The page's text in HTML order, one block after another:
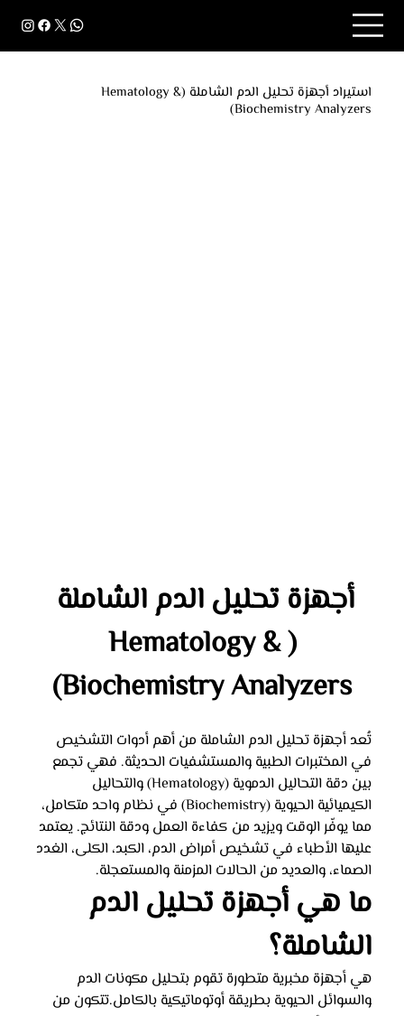
استيراد أجهزة تحليل الدم الشاملة (Hematology &
Biochemistry Analyzers)
أجهزة تحليل الدم الشاملة
(Hematology &
Biochemistry Analyzers)
تُعد أجهزة تحليل الدم الشاملة من أهم أدوات التشخيص
في المختبرات الطبية والمستشفيات الحديثة. فهي تجمع
بين دقة التحاليل الدموية (Hematology) والتحاليل
الكيميائية الحيوية (Biochemistry) في نظام واحد متكامل،
مما يوفّر الوقت ويزيد من كفاءة العمل ودقة النتائج. يعتمد
عليها الأطباء في تشخيص أمراض الدم، الكبد، الكلى، الغدد
الصماء، والعديد من الحالات المزمنة والمستعجلة.
ما هي أجهزة تحليل الدم
الشاملة؟
هي أجهزة مخبرية متطورة تقوم بتحليل مكونات الدم
والسوائل الحيوية بطريقة أوتوماتيكية بالكامل.تتكون من